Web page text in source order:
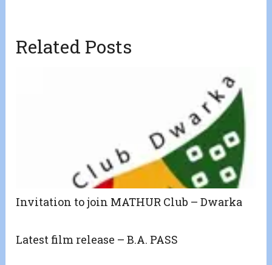
Related Posts
Invitation to join MATHUR Club – Dwarka
Latest film release – B.A. PASS